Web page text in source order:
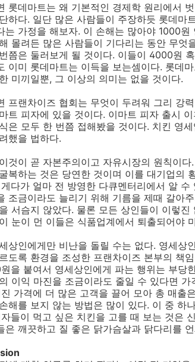
롯데마트는 왜 기본적인 경제학 원리에서
하다. 일단 많은 사람들이 주장하듯 롯데
는 가정을 해보자. 이 손해는 많아야 1000
몰려든 많은 사람들이 기다리는 동안 무엇
쯤은 둘러보게 될 것이다. 이들이 4000원
이미 롯데마트는 이득을 보는셈이다. 롯데
미끼일뿐, 그 이상의 의미는 없을 것이다.
프랜차이즈 협회는 무엇이 두려워 그리 강
트 피자에 있을 것이다. 이마트 피자 출시
은 모두 한 번쯤 접해봤을 것이다. 치킨 영
했을 법하다.
것이 곧 자본주의이고 자유시장의 원칙이
복하는 것은 당연한 것이며 이를 대기업의
다가 얼마 전 방영한 다큐멘터리에서 알
조금이라도 늘리기 위해 기름을 제때 갈아
서슴지 않았다. 물론 모든 상인들이 이렇
눈이 먼 이들은 식품업계에서 퇴출되어야
상인에게만 비난을 돌릴 수는 없다. 영세상
도록 환경을 조성한 프랜차이즈 본부의 책
을 붙여서 영세상인에게 파는 행위는 부당
이익 마진을 조금이라도 줄일 수 있다면
가격에 더 많은 고객을 끌어 모아 총 매출
해를 보지 않는 방법은 많이 있다. 이 중 하
들이 먹고 싶은 치킨을 고를 때 보는 것은
은 깨끗하고 질 좋은 닭가슴살과 닭다리를